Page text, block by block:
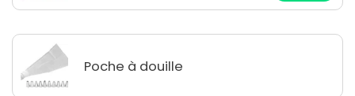
Poche à douille